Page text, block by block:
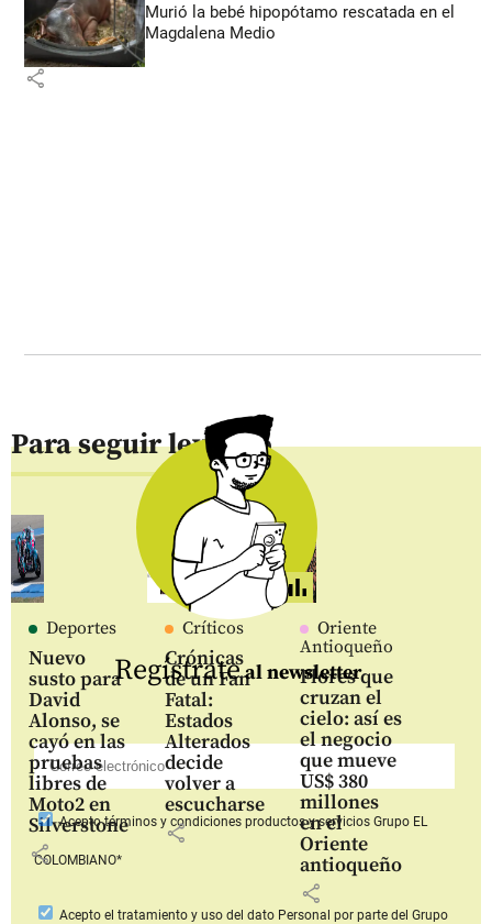
Murió la bebé hipopótamo rescatada en el
Magdalena Medio
share
Para seguir leyendo
Deportes
Nuevo
susto para
David
Alonso, se
cayó en las
pruebas
libres de
Moto2 en
Silverstone
share
Críticos
Crónicas
de un Fan
Fatal:
Estados
Alterados
decide
volver a
escucharse
share
Oriente
Antioqueño
Flores que
cruzan el
cielo: así es
el negocio
que mueve
US$ 380
millones
en el
Oriente
antioqueño
share
Regístrateal newsletter
Aceptotérminos y condiciones productos y serviciosGrupo EL
COLOMBIANO*
Acepto el tratamiento y uso del dato Personal por parte del Grupo